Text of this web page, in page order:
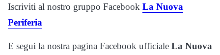
Iscriviti al nostro gruppo Facebook La Nuova
Periferia
E segui la nostra pagina Facebook ufficiale La Nuova